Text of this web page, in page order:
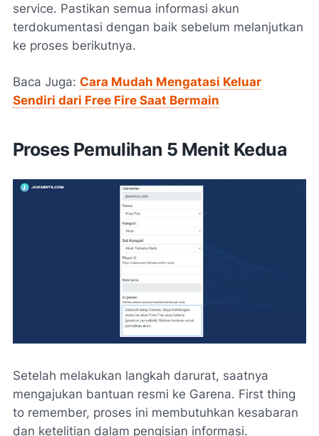
service. Pastikan semua informasi akun
terdokumentasi dengan baik sebelum melanjutkan
ke proses berikutnya.
Baca Juga: Cara Mudah Mengatasi Keluar
Sendiri dari Free Fire Saat Bermain
Proses Pemulihan 5 Menit Kedua
Setelah melakukan langkah darurat, saatnya
mengajukan bantuan resmi ke Garena. First thing
to remember, proses ini membutuhkan kesabaran
dan ketelitian dalam pengisian informasi.